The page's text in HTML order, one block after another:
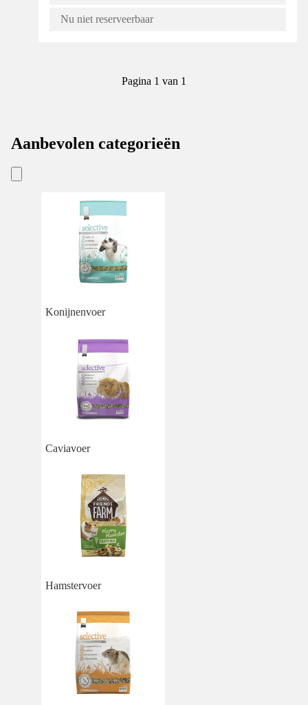
Nu niet reserveerbaar
Pagina 1 van 1
Aanbevolen categorieën
Konijnenvoer
Caviavoer
Hamstervoer